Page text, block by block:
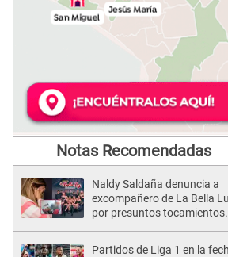
Notas Recomendadas
Naldy Saldaña denuncia a
excompañero de La Bella
por presuntos tocamientos
Partidos de Liga 1 en la